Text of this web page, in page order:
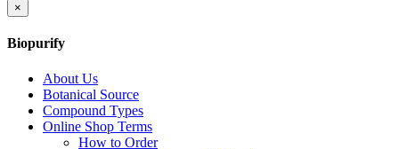
×
Biopurify
About Us
Botanical Source
Compound Types
Online Shop Terms
How to Order